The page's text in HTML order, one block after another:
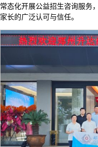
常态化开展公益招生咨询服务
家长的广泛认可与信任。